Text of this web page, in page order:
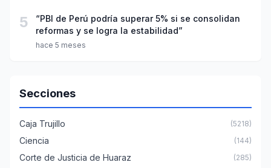
5
“PBI de Perú podría superar 5% si se consolidan
reformas y se logra la estabilidad”
hace 5 meses
Secciones
Caja Trujillo (5218)
Ciencia (144)
Corte de Justicia de Huaraz (285)